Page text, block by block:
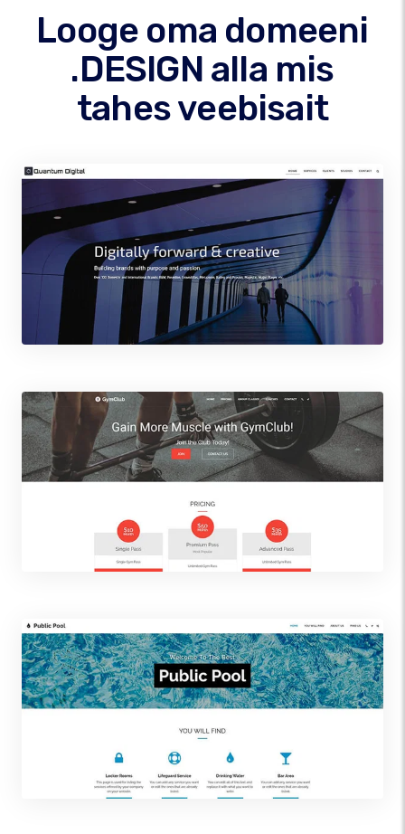
Looge oma domeeni
.DESIGN alla mis
tahes veebisait